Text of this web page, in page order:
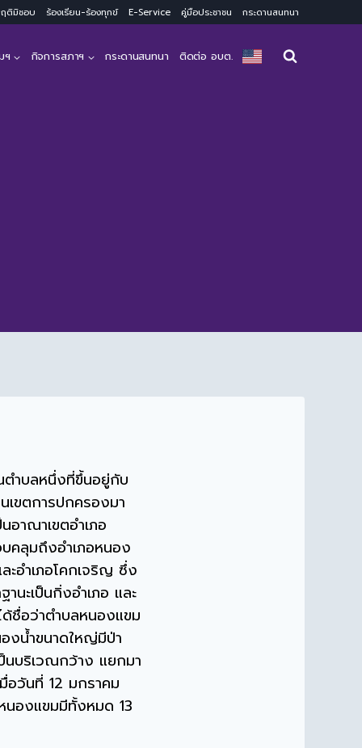
ฤติมิชอบ ร้องเรียน-ร้องทุกข์ E-Service คู่มือประชาชน กระดานสนทนา
ฯ กิจการสภาฯ กระดานสนทนา ติดต่อ อบต.
ำบลหนึ่งที่ขึ้นอยู่กับ
เขตการปกครองมา
าณาเขตอำเภอ
คลุมถึงอำเภอหนอง
ะอำเภอโคกเจริญ ซึ่ง
นะเป็นกิ่งอำเภอ และ
ด้ชื่อว่าตำบลหนองแขม
องน้ำขนาดใหญ่มีป่า
นบริเวณกว้าง แยกมา
อวันที่ 12 มกราคม
องแขมมีทั้งหมด 13